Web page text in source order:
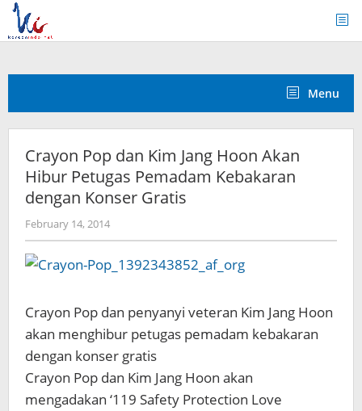
Skip
content
Menu
Crayon Pop dan Kim Jang Hoon Akan
Hibur Petugas Pemadam Kebakaran
dengan Konser Gratis
February 14, 2014by
Koreanindo
Crayon Pop dan penyanyi veteran Kim Jang Hoon
akan menghibur petugas pemadam kebakaran
dengan konser gratis
Crayon Pop dan Kim Jang Hoon akan
mengadakan ‘119 Safety Protection Love